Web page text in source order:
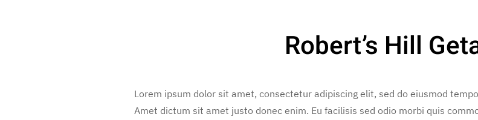
Robert’s Hill
Lorem ipsum dolor sit amet, consectetur adipiscing elit, sed do eiusmod
Amet dictum sit amet justo donec enim. Eu facilisis sed odio morbi quis